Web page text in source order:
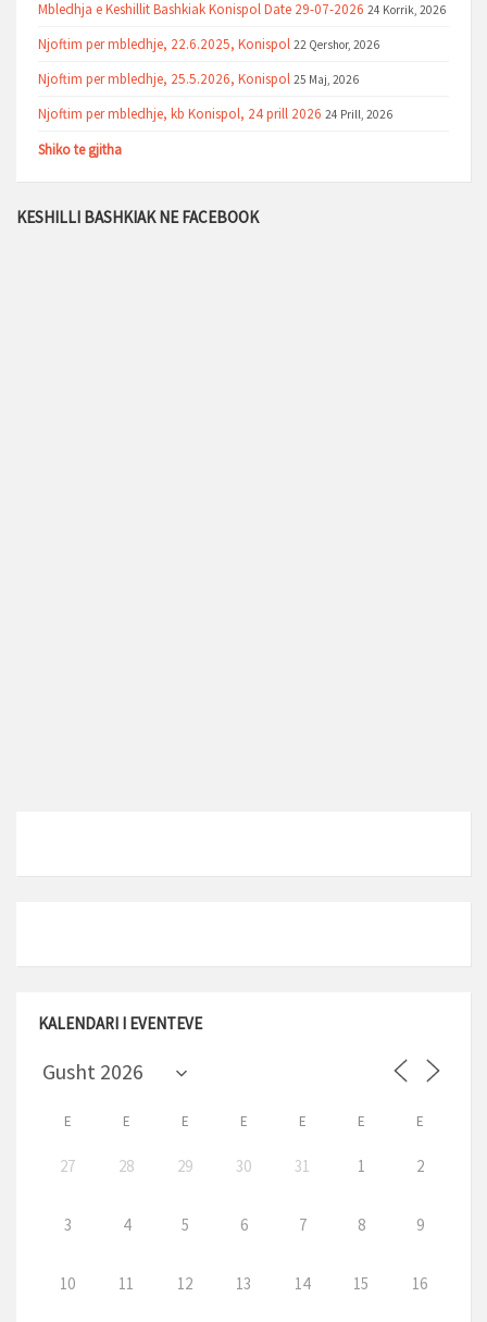
Mbledhja e Keshillit Bashkiak Konispol Date 29-07-2026 24 Korrik, 2026
Njoftim per mbledhje, 22.6.2025, Konispol 22 Qershor, 2026
Njoftim per mbledhje, 25.5.2026, Konispol 25 Maj, 2026
Njoftim per mbledhje, kb Konispol, 24 prill 2026 24 Prill, 2026
Shiko te gjitha
KESHILLI BASHKIAK NE FACEBOOK
KALENDARI I EVENTEVE
E E E E E E E
27 28 29 30 31 1 2
3 4 5 6 7 8 9
10 11 12 13 14 15 16